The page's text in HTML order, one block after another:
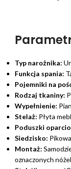
Typ narożnika:
Funkcja spania:
Pojemniki na
Rodzaj tkaniny:
Wypełnienie:
Stelaż: Płyta
Poduszki
Siedzisko:
Montaż:
oznaczonych